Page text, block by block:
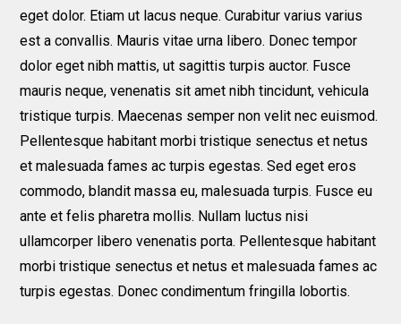
eget dolor. Etiam ut lacus neque. Curabitur varius varius
est a convallis. Mauris vitae urna libero. Donec tempor
dolor eget nibh mattis, ut sagittis turpis auctor. Fusce
mauris neque, venenatis sit amet nibh tincidunt, vehicula
tristique turpis. Maecenas semper non velit nec euismod.
Pellentesque habitant morbi tristique senectus et netus
et malesuada fames ac turpis egestas. Sed eget eros
commodo, blandit massa eu, malesuada turpis. Fusce eu
ante et felis pharetra mollis. Nullam luctus nisi
ullamcorper libero venenatis porta. Pellentesque habitant
morbi tristique senectus et netus et malesuada fames ac
turpis egestas. Donec condimentum fringilla lobortis.